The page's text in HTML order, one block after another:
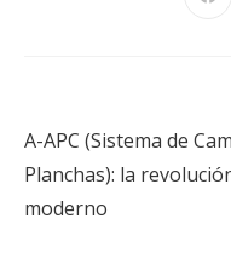
A-APC (Sistema de
Planchas): la
moderno